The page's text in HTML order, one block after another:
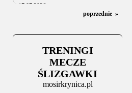
17.07.2026
U20: z kraju i z zagranicy
Za trzy tygodnie na lód
06.07.2025
Stowarzyszenie po Walnym
poprzednie »
TRENINGI
MECZE
ŚLIZGAWKI
mosirkrynica.pl